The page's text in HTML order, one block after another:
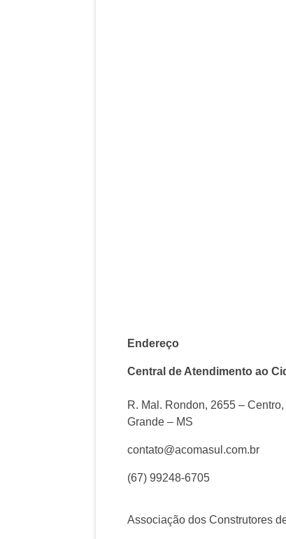
Endereço
Central de Atendimento ao
R. Mal. Rondon, 2655 –
Grande – MS
contato@acomasul.com.br
(67) 99248-6705
Associação dos Construtores